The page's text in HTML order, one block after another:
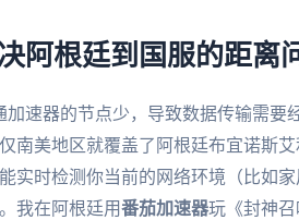
阿根廷到国服的距离
速器的节点少，导致数据传输需要
南美地区就覆盖了阿根廷布宜诺斯
实时检测你当前的网络环境（比如
我在阿根廷用番茄加速器玩《封神